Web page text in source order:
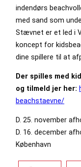
indendørs
med sand som
Stævnet er et led i
koncept for
dine spillere til at
Der spilles med
og tilmeld jer her:
beachstaevne/
D. 25. november
D. 16. december
København